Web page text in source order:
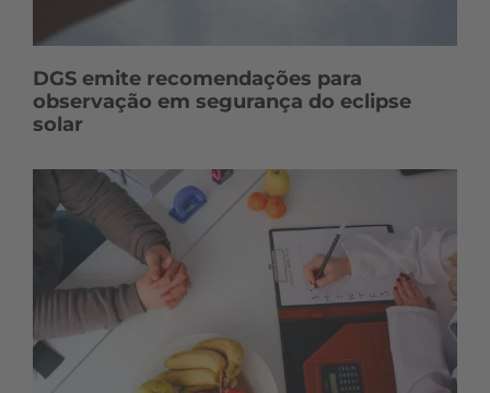
DGS emite recomendações para
observação em segurança do eclipse
solar